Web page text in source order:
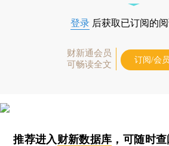
登录 后获取已订阅的
财新通会员
可畅读全文
订阅/会
推荐进入财新数据库 ，可随时